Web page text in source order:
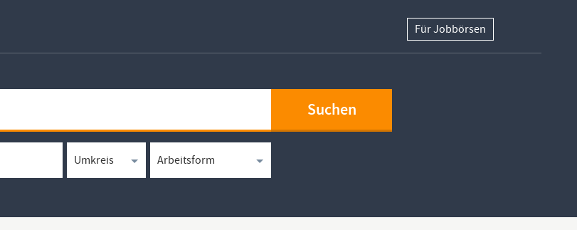
Für Jobbörsen